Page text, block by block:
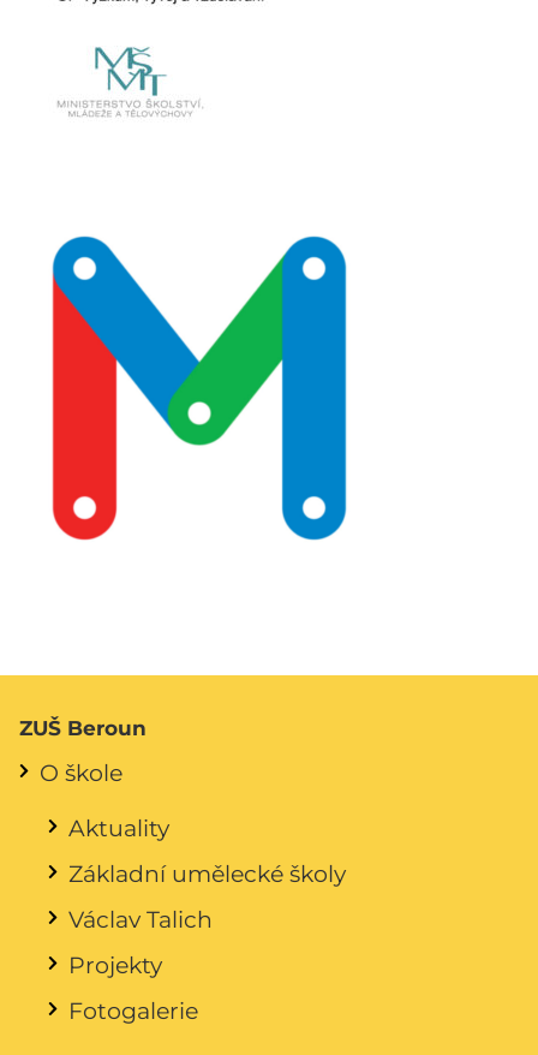
ZUŠ Beroun
O škole
Aktuality
Základní umělecké školy
Václav Talich
Projekty
Fotogalerie